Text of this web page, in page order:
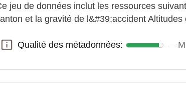
jeu de données inclut les ressources
et la gravité de l&#39;accident
Qualité des métadonnées:
Qualité des métadonnées: